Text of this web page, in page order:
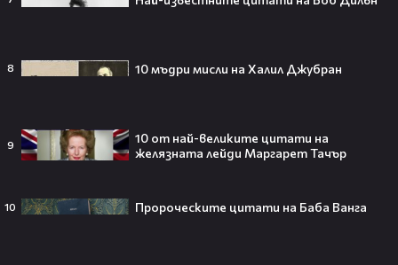
8 10 мъдри мисли на Халил Джубран
9
10 от най-великите цитати на
желязната лейди Маргарет Тачър
10 Пророческите цитати на Баба Ванга
108 vestibg
Тийнейджър почти спечели над